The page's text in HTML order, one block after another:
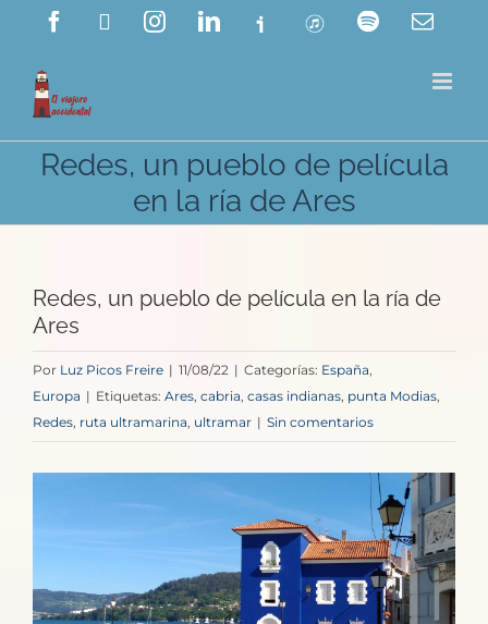
contenido
Facebook InstagramLinkedIn
Ivoox ITunes Spotify
Redes, un pueblo de película
en la ría de Ares
Redes, un pueblo de película en la ría de
Ares
Por Luz Picos Freire | 11/08/22 | Categorías: España
Europa | Etiquetas: Ares, cabria casas indianas punta Modias
Redes, ruta ultramarina ultramar | Sin comentarios
grande